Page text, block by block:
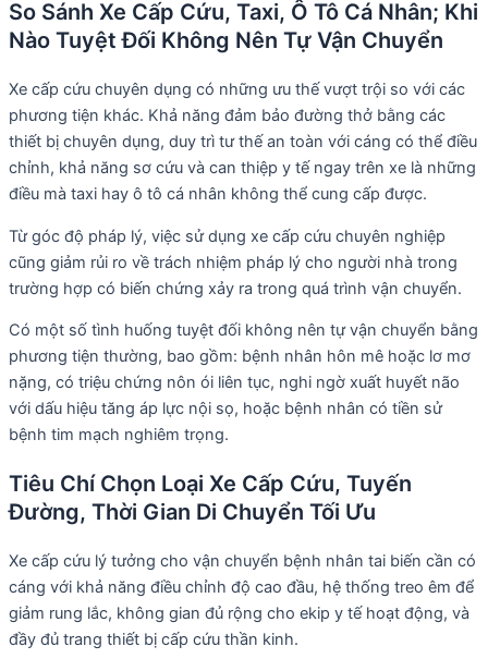
So Sánh Xe Cấp Cứu, Taxi, Ô Tô Cá Nhân; Khi
Nào Tuyệt Đối Không Nên Tự Vận Chuyển
Xe cấp cứu chuyên dụng có những ưu thế vượt trội so với các
phương tiện khác. Khả năng đảm bảo đường thở bằng các
thiết bị chuyên dụng, duy trì tư thế an toàn với cáng có thể điều
chỉnh, khả năng sơ cứu và can thiệp y tế ngay trên xe là những
điều mà taxi hay ô tô cá nhân không thể cung cấp được.
Từ góc độ pháp lý, việc sử dụng xe cấp cứu chuyên nghiệp
cũng giảm rủi ro về trách nhiệm pháp lý cho người nhà trong
trường hợp có biến chứng xảy ra trong quá trình vận chuyển.
Có một số tình huống tuyệt đối không nên tự vận chuyển bằng
phương tiện thường, bao gồm: bệnh nhân hôn mê hoặc lơ mơ
nặng, có triệu chứng nôn ói liên tục, nghi ngờ xuất huyết não
với dấu hiệu tăng áp lực nội sọ, hoặc bệnh nhân có tiền sử
bệnh tim mạch nghiêm trọng.
Tiêu Chí Chọn Loại Xe Cấp Cứu, Tuyến
Đường, Thời Gian Di Chuyển Tối Ưu
Xe cấp cứu lý tưởng cho vận chuyển bệnh nhân tai biến cần có
cáng với khả năng điều chỉnh độ cao đầu, hệ thống treo êm để
giảm rung lắc, không gian đủ rộng cho ekip y tế hoạt động, và
đầy đủ trang thiết bị cấp cứu thần kinh.